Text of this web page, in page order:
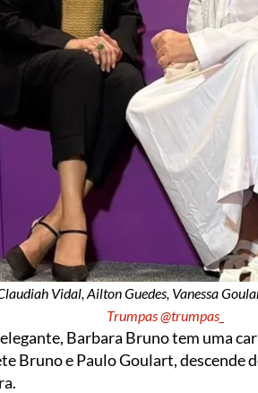
Vidal, Ailton Guedes, Vanessa
Trumpas @trumpas_
Barbara Bruno tem uma
Bruno e Paulo Goulart, descende